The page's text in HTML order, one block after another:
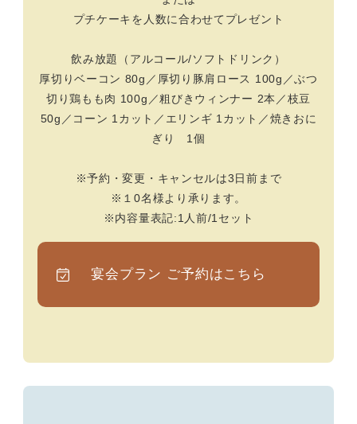
プチケーキを人数に合わせてプレゼント
飲み放題（アルコール/ソフトドリンク）
厚切りベーコン 80g／厚切り豚肩ロース 100g／ぶつ
切り鶏もも肉 100g／粗びきウィンナー 2本／枝豆
50g／コーン 1カット／エリンギ 1カット／焼きおに
ぎり 1個
※予約・変更・キャンセルは3日前まで
※１0名様より承ります。
※内容量表記:1人前/1セット
宴会プラン ご予約はこちら